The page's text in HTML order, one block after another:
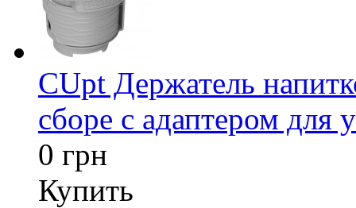
CUpt Держатель
сборе с адаптером для
0 грн
Купить